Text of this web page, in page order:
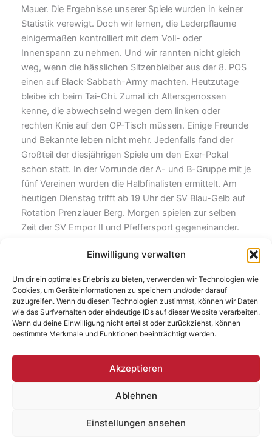
Einwilligung verwalten
Um dir ein optimales Erlebnis zu bieten, verwenden wir Technologien wie
Cookies, um Geräteinformationen zu speichern und/oder darauf
zuzugreifen. Wenn du diesen Technologien zustimmst, können wir Daten
wie das Surfverhalten oder eindeutige IDs auf dieser Website verarbeiten.
Wenn du deine Einwilligung nicht erteilst oder zurückziehst, können
bestimmte Merkmale und Funktionen beeinträchtigt werden.
Akzeptieren
Ablehnen
Einstellungen ansehen
Mauer. Die Ergebnisse unserer Spiele wurden in keiner
Statistik verewigt. Doch wir lernen, die Lederpflaume
einigermaßen kontrolliert mit dem Voll- oder
Innenspann zu nehmen. Und wir rannten nicht gleich
weg, wenn die hässlichen Sitzenbleiber aus der 8. POS
einen auf Black-Sabbath-Army machten. Heutzutage
bleibe ich beim Tai-Chi. Zumal ich Altersgenossen
kenne, die abwechselnd wegen dem linken oder
rechten Knie auf den OP-Tisch müssen. Einige Freunde
und Bekannte leben nicht mehr. Jedenfalls fand der
Großteil der diesjährigen Spiele um den Exer-Pokal
schon statt. In der Vorrunde der A- und B-Gruppe mit je
fünf Vereinen wurden die Halbfinalisten ermittelt. Am
heutigen Dienstag trifft ab 19 Uhr der SV Blau-Gelb auf
Rotation Prenzlauer Berg. Morgen spielen zur selben
Zeit der SV Empor II und Pfeffersport gegeneinander.
am Sonnabend steigt ab 15 Uhr das Endspiel. Niemand
Gespielt wird auf dem engen Tesch-Platz, inmitten der
Gründerzeitbauten an der Dunckerstraße. Der Eintritt
beträgt jeweils 3 Euro. Das Wetter wird so spannend
wie die Spiele.
ZURÜCK WEITER